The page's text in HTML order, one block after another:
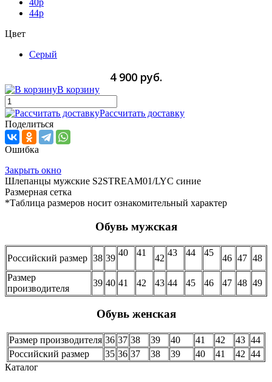
40p
44p
Цвет
Серый
4 900 руб.
В корзину
Рассчитать доставку
Поделиться
Ошибка
Закрыть окно
Шлепанцы мужские S2STREAM01/LYC синие
Размерная сетка
*Таблица размеров носит ознакомительный характер
Обувь мужская
Российский размер 38 39
40 41
42
43 44 45
46 47 48
Размер
производителя
39 40 41 42 43 44 45 46 47 48 49
Обувь женская
Размер производителя 36 37 38 39 40 41 42 43 44
Российский размер
35 36 37 38 39 40 41 42 44
Каталог